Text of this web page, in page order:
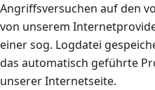
Angriffsversuchen auf den
von unserem
einer sog. Logdatei
das automatisch geführte
unserer Internetseite.